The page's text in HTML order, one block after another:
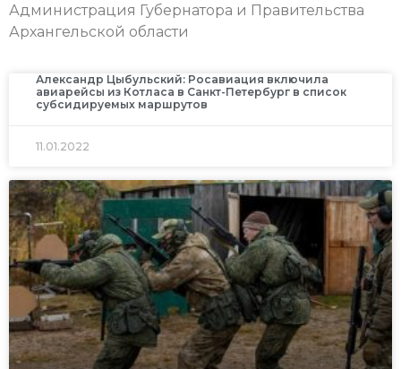
Администрация Губернатора и Правительства
Архангельской области
Александр Цыбульский: Росавиация включила
авиарейсы из Котласа в Санкт-Петербург в список
субсидируемых маршрутов
11.01.2022